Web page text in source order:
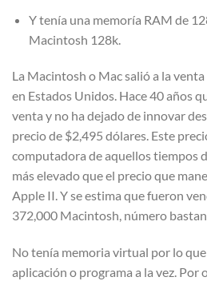
Y tenía una memoría RAM de
Macintosh 128k.
La Macintosh o Mac salió a la
en Estados Unidos. Hace 40 años
venta y no ha dejado de innovar
precio de $2,495 dólares. Este
computadora de aquellos tiempos
más elevado que el precio que
Apple II. Y se estima que fueron
372,000 Macintosh, número
No tenía memoria virtual por lo
aplicación o programa a la vez. Por